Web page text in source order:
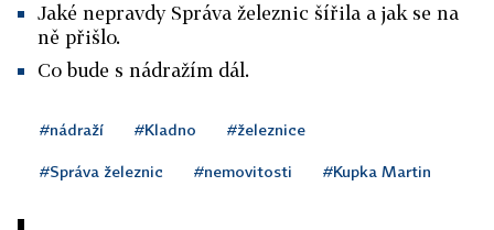
Jaké nepravdy Správa železnic šířila a jak se na
ně přišlo.
Co bude s nádražím dál.
#nádraží #Kladno #železnice
#Správa železnic #nemovitosti #Kupka Martin